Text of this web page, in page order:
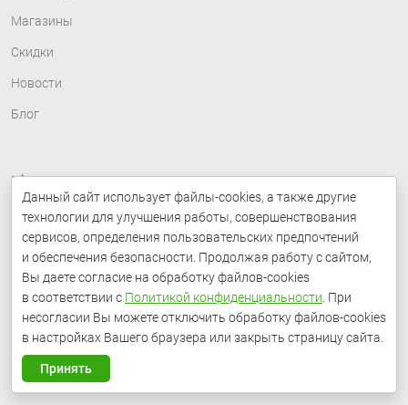
Данный сайт использует файлы-cookies, а также другие
технологии для улучшения работы, совершенствования
сервисов, определения пользовательских предпочтений
и обеспечения безопасности. Продолжая работу с сайтом,
Вы даете согласие на обработку файлов-cookies
в соответствии с Политикой конфиденциальности . При
несогласии Вы можете отключить обработку файлов-cookies
в настройках Вашего браузера или закрыть страницу сайта.
Принять
Магазины
Скидки
Новости
Блог
LiteMF — Доставляем в разные страны
ВКонтакте
social_tgsocial_yt
social_zn
© 2026 LiteMF.Все права защищены.